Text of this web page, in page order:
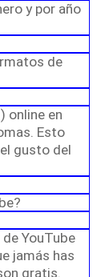
y por año
de
online en
Esto
gusto del
YouTube
jamás has
gratis.